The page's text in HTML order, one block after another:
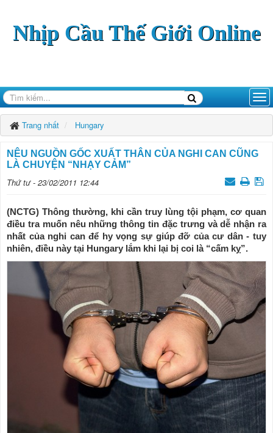
Nhịp Cầu Thế Giới Online
Trang nhất Hungary
NÊU NGUỒN GỐC XUẤT THÂN CỦA NGHI CAN CŨNG
LÀ CHUYỆN “NHẠY CẢM”
Thứ tư - 23/02/2011 12:44
(NCTG) Thông thường, khi cần truy lùng tội phạm, cơ quan
điều tra muốn nêu những thông tin đặc trưng và dễ nhận ra
nhất của nghi can để hy vọng sự giúp đỡ của cư dân - tuy
nhiên, điều này tại Hungary lắm khi lại bị coi là “cấm kỵ”.